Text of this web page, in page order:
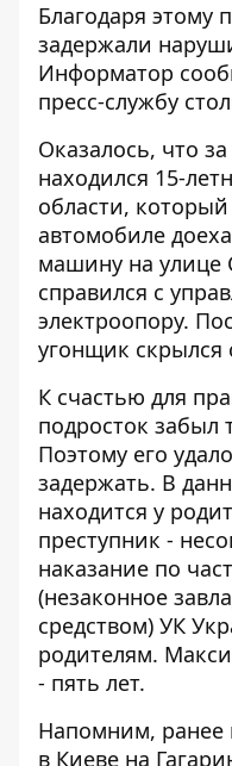
Благодаря этому
задержали
Информатор
пресс-службу
Оказалось, что
находился 15-
области,
автомобиле
машину на улице
справился с
электроопору.
угонщик скрылся
К счастью для
подросток
Поэтому его
задержать. В
находится у
преступник -
наказание по
(незаконное
средством) УК
родителям.
- пять лет.
Напомним,
в Киеве на